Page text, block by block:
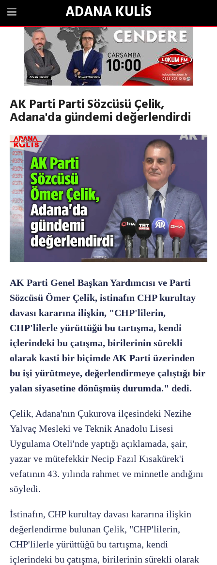
ADANA KULİS
AK Parti Parti Sözcüsü Çelik,
Adana'da gündemi değerlendirdi
AK Parti Genel Başkan Yardımcısı ve Parti
Sözcüsü Ömer Çelik, istinafın CHP kurultay
davası kararına ilişkin, "CHP'lilerin,
CHP'lilerle yürüttüğü bu tartışma, kendi
içlerindeki bu çatışma, birilerinin sürekli
olarak kasti bir biçimde AK Parti üzerinden
bu işi yürütmeye, değerlendirmeye çalıştığı bir
yalan siyasetine dönüşmüş durumda." dedi.
Çelik, Adana'nın Çukurova ilçesindeki Nezihe
Yalvaç Mesleki ve Teknik Anadolu Lisesi
Uygulama Oteli'nde yaptığı açıklamada, şair,
yazar ve mütefekkir Necip Fazıl Kısakürek'i
vefatının 43. yılında rahmet ve minnetle andığını
söyledi.
İstinafın, CHP kurultay davası kararına ilişkin
değerlendirme bulunan Çelik, "CHP'lilerin,
CHP'lilerle yürüttüğü bu tartışma, kendi
içlerindeki bu çatışma, birilerinin sürekli olarak